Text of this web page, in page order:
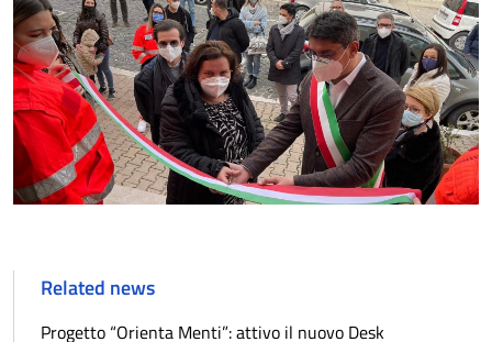
Related news
Progetto “Orienta Menti”: attivo il nuovo Desk